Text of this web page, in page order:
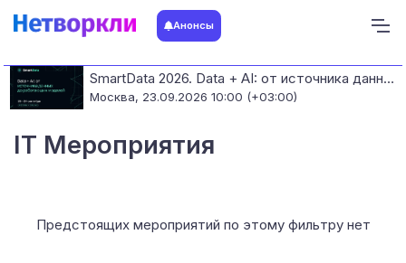
Анонсы
SmartData 2026. Data + AI: от источника данных до работающих моделей
Москва, 23.09.2026 10:00 (+03:00)
IT Мероприятия
Предстоящих мероприятий по этому фильтру нет